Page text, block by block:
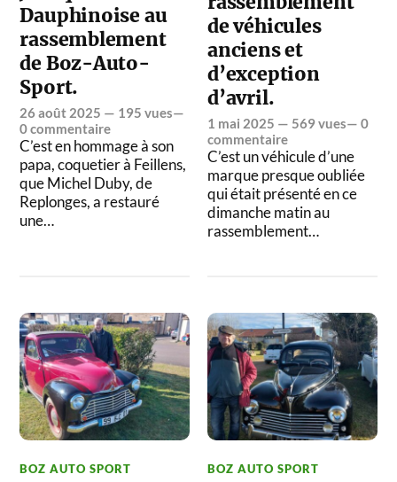
Dauphinoise au
rassemblement
de Boz-Auto-
Sport.
26 août 2025 — 195 vues—
0 commentaire
C’est en hommage à son
papa, coquetier à Feillens,
que Michel Duby, de
Replonges, a restauré
une…
de véhicules
anciens et
d’exception
d’avril.
1 mai 2025 — 569 vues—0
commentaire
C’est un véhicule d’une
marque presque oubliée
qui était présenté en ce
dimanche matin au
rassemblement…
BOZ AUTO SPORT BOZ AUTO SPORT